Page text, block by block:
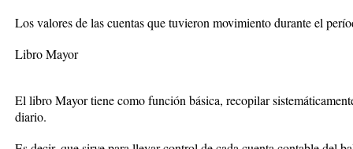
Los valores de las cuentas que tuvieron movimiento durante el
Libro Mayor
El libro Mayor tiene como función básica, recopilar
diario.